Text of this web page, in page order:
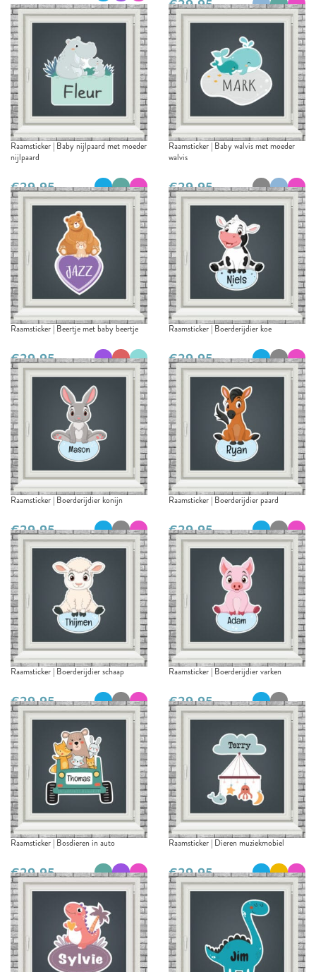
€
Raamsticker | Baby nijlpaard met moeder
nijlpaard
€
Raamsticker | Baby walvis met moeder
walvis
€
Raamsticker | Beertje met baby beertje
€
Raamsticker | Boerderijdier koe
€
Raamsticker | Boerderijdier konijn
€
Raamsticker | Boerderijdier paard
€
Raamsticker | Boerderijdier schaap
€
Raamsticker | Boerderijdier varken
€
Raamsticker | Bosdieren in auto
€
Raamsticker | Dieren muziekmobiel
€